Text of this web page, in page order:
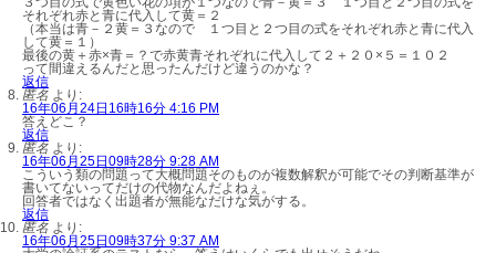
それぞれ赤と青に代入して黄＝２
（本当は青－２黄＝３なので １つ目と２つ目の式をそれぞれ赤と青に代入
して黄＝１）
最後の黄＋赤×青＝？で赤黄青それぞれに代入して２＋２０×５＝１０２
って間違えるんだと思ったんだけど違うのかな？
返信
匿名 より:
16年06月24日16時16分 4:16 PM
答えどこ？
返信
匿名 より:
16年06月25日09時28分 9:28 AM
こういう類の問題って大概問題そのものが複数解釈が可能でその判断基準が
書いてないってだけの代物なんだよねぇ。
回答者ではなく出題者が無能なだけな気がする。
返信
匿名 より:
16年06月25日09時37分 9:37 AM